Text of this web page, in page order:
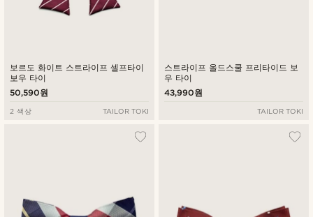
보르도 화이트 스트라이프 셀프타이
보우 타이
50,590원
2 색상 TAILOR TOKI
스트라이프 올드스쿨 프리타이드 보
우 타이
43,990원
TAILOR TOKI